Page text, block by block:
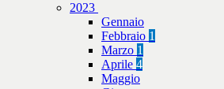
2023
Gennaio
Febbraio 1
Marzo 1
Aprile 4
Maggio